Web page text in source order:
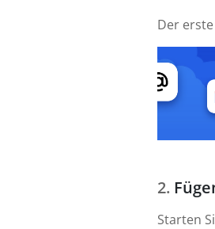
Der
Starten